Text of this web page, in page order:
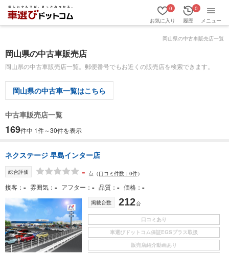
お気に入り
0
履歴
0
メニュー
岡山県の中古車販売店一覧
岡山県の中古車販売店
岡山県の中古車販売店一覧。郵便番号でもお近くの販売店を検索できます。
岡山県の中古車一覧はこちら
中古車販売店一覧
169件中 1件～30件を表示
ネクステージ 早島インター店
総合評価 - 点 （口コミ件数：0件）
接客 - 雰囲気 - アフター - 品質 - 価格 -
掲載台数 212台
口コミあり
車選びドットコム保証EGSプラス取扱
販売店紹介動画あり